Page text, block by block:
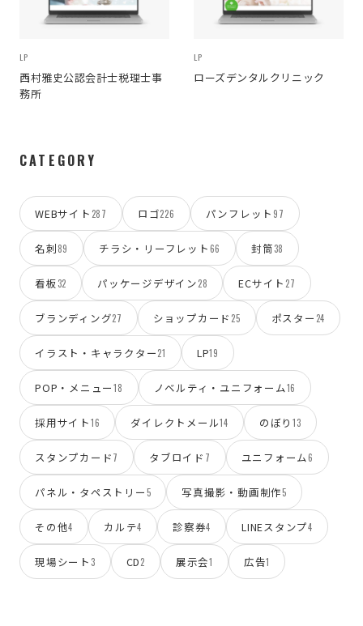
LP
西村雅史公認会計士税理士事
務所
LP
ローズデンタルクリニック
CATEGORY
WEBサイト 287 ロゴ226 パンフレット 97
名刺89 チラシ・リーフレット66 封筒38
看板32 パッケージデザイン28 ECサイト 27
ブランディング27 ショップカード 25 ポスター 24
イラスト・キャラクター21 LP19
POP・メニュー18 ノベルティ・ユニフォーム16
採用サイト16 ダイレクトメール14 のぼり 13
スタンプカード7 タブロイド 7 ユニフォーム6
パネル・タペストリー5 写真撮影・動画制作5
その他4 カルテ4 診察券4 LINEスタンプ4
現場シート 3 CD2 展示会1 広告1